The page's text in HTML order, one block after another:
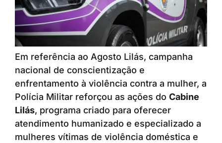
Em referência ao Agosto Lilás, campanha
nacional de conscientização e
enfrentamento à violência contra a mulher, a
Polícia Militar reforçou as ações do Cabine
Lilás, programa criado para oferecer
atendimento humanizado e especializado a
mulheres vítimas de violência doméstica e